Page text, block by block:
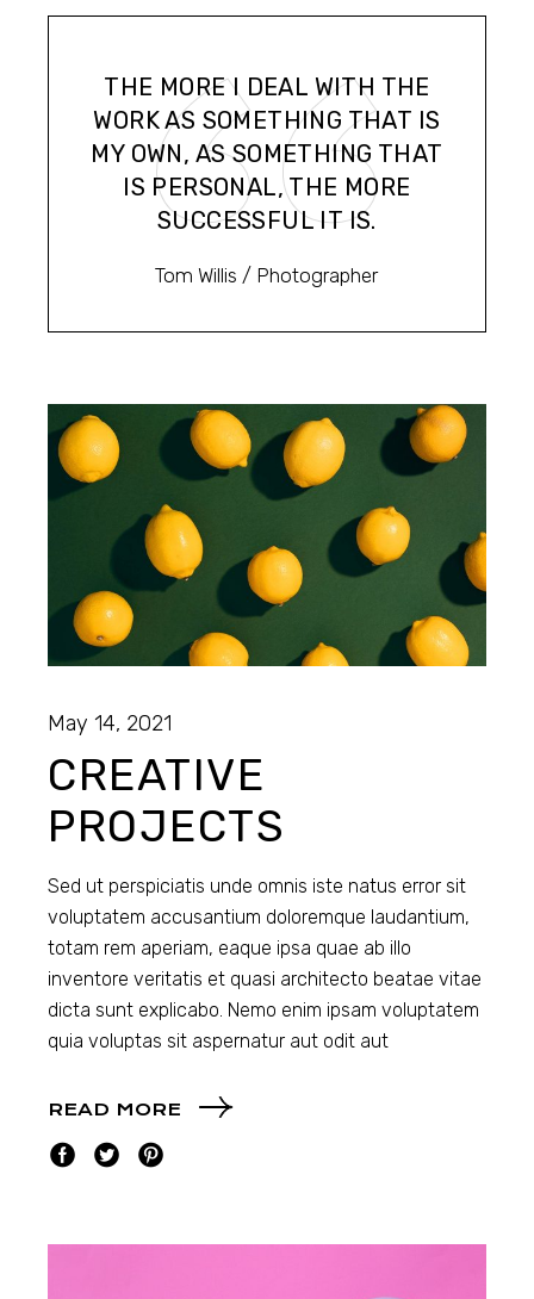
THE MORE I DEAL WITH THE
WORK AS SOMETHING THAT IS
MY OWN, AS SOMETHING THAT
IS PERSONAL, THE MORE
SUCCESSFUL IT IS.
Tom Willis / Photographer
May 14, 2021
CREATIVE
PROJECTS
Sed ut perspiciatis unde omnis iste natus error sit
voluptatem accusantium doloremque laudantium,
totam rem aperiam, eaque ipsa quae ab illo
inventore veritatis et quasi architecto beatae vitae
dicta sunt explicabo. Nemo enim ipsam voluptatem
quia voluptas sit aspernatur aut odit aut
READ MORE